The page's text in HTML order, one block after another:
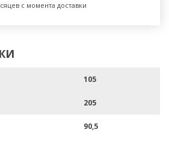
с момента доставки
105
205
90,5